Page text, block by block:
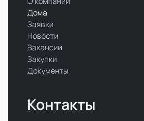
Дома
Заявки
Новости
Вакансии
Закупки
Документы
Контакты